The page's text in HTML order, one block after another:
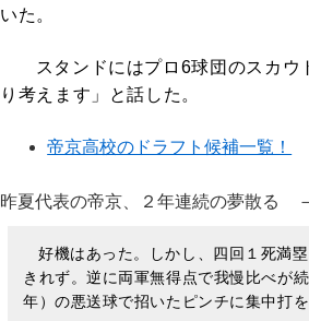
いた。
スタンドにはプロ6球団のスカウ
り考えます」と話した。
帝京高校のドラフト候補一覧！
昨夏代表の帝京、２年連続の夢散
好機はあった。しかし、四回１死満
きれず。逆に両軍無得点で我慢比べが
年）の悪送球で招いたピンチに集中打